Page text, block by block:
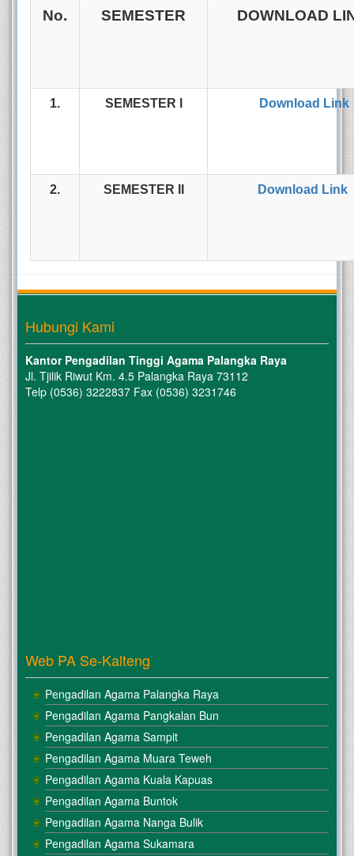
No. SEMESTER DOWNLOAD
1. SEMESTER I Download Link
2. SEMESTER II Download Link
Hubungi Kami
Kantor Pengadilan Tinggi Agama Palangka Raya
Jl. Tjilik Riwut Km. 4.5 Palangka Raya 73112
Telp (0536) 3222837 Fax (0536) 3231746
Web PA Se-Kalteng
Pengadilan Agama Palangka Raya
Pengadilan Agama Pangkalan Bun
Pengadilan Agama Sampit
Pengadilan Agama Muara Teweh
Pengadilan Agama Kuala Kapuas
Pengadilan Agama Buntok
Pengadilan Agama Nanga Bulik
Pengadilan Agama Sukamara